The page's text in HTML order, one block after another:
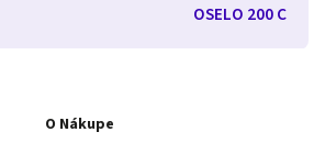
OSELO 200 C
O Nákupe